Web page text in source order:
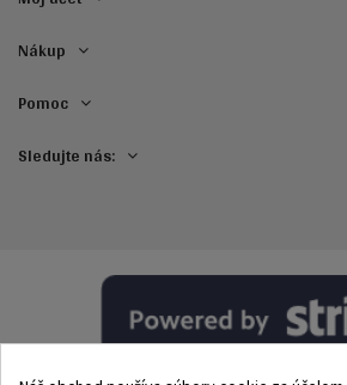
Nákup
Pomoc
Sledujte nás: